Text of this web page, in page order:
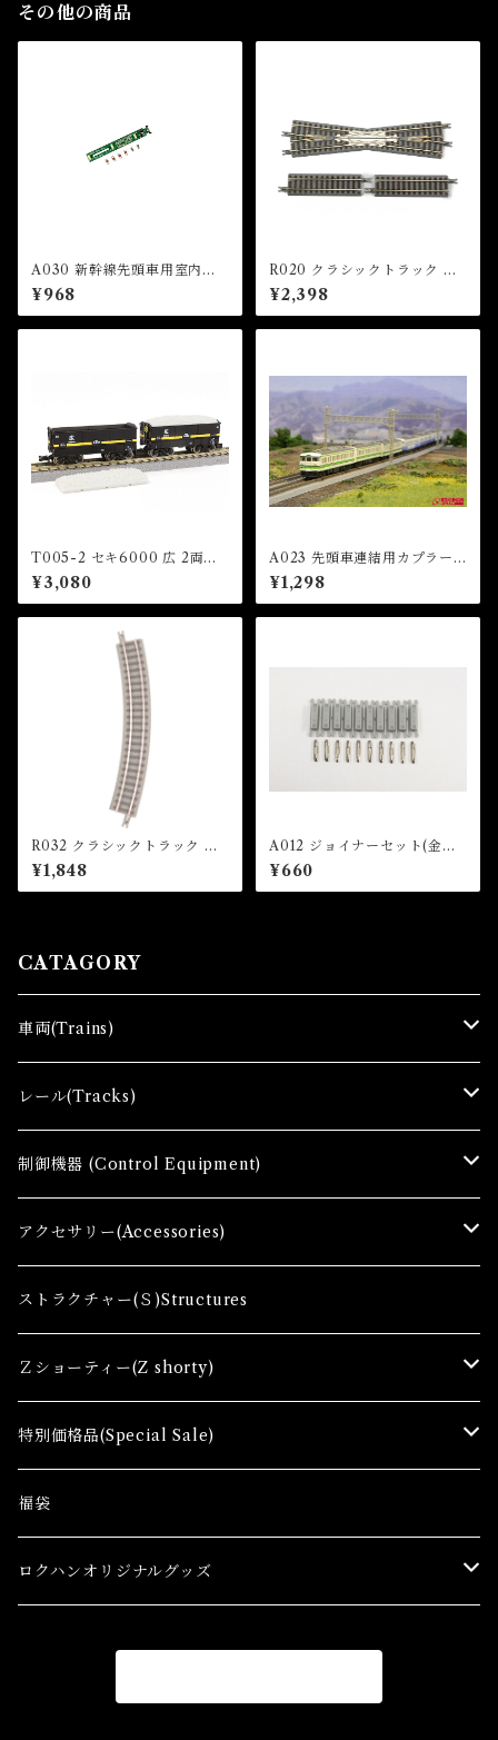
その他の商品
A030 新幹線先頭車用室内灯
(短) (ROOM LIGHT FOR F
RONT/TAIL CAR (SHOR
T))
¥968
R020 クラシックトラック ク
ロスレール13°(1本)+直線レー
ル53.6mm(2本) (CLASSIC
TRACK Crossing Track 13
¥2,398
T005-2 セキ6000 広 2両セ
ット (SEKI 6000 Hiro Set)
¥3,080
A023 先頭車連結用カプラー
セット(113系/115系/415系用)
（Coupler Set）
¥1,298
R032 クラシックトラック 曲
線レール R195-30°(6本入)
(CLASSIC TRACK Curved
Track R195mm 30 ° x 6 pc
¥1,848
A012 ジョイナーセット(金属/
プラ各10個入) (Joiner Set x
10 pcs)
¥660
CATAGORY
車両(Trains)
Ｚゲージ車両(Ｔ) Zgauge Trains
Ｚゲージスターターセット(G) Z Starter sets
Zゲージファーストセット(E) Z First Sets
レール(Tracks)
レール(R)Tracks
レールセット(R) Track Sets
レール関連商品(Track related goods)
制御機器 (Control Equipment)
制御機器（Ｃ＆ＲＣ）Control Equipment
制御機器（Ａ）Control Accessory
アクセサリー(Accessories)
アクセサリー(A) Accessories
コンテナ(Ａ) Container Cargo
ストラクチャー(Ｓ)Structures
Ｚショーティー(Z shorty)
車両（ST）Z Shorty Trains
アクセサリー&ストラクチャー(SA&SS) ACC&STL
スターターセット(SG) Starter Sets
特別価格品(Special Sale)
Ｚゲージ車両(特別価格) Trains
在宅支援キャンペーン
Ｚゲージアクセサリー(特別価格) Accessory
福袋
ロクハンオリジナルグッズ